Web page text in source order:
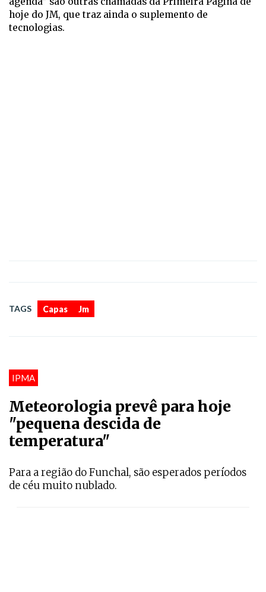
hoje do JM, que traz ainda o suplemento de
tecnologias.
TAGS Capas Jm
IPMA
Meteorologia prevê para hoje
"pequena descida de
temperatura"
Para a região do Funchal, são esperados períodos
de céu muito nublado.